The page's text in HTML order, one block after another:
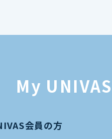
My
会員の方